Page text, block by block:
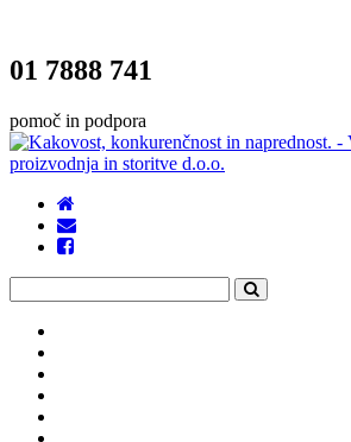
01 7888 741
pomoč in podpora